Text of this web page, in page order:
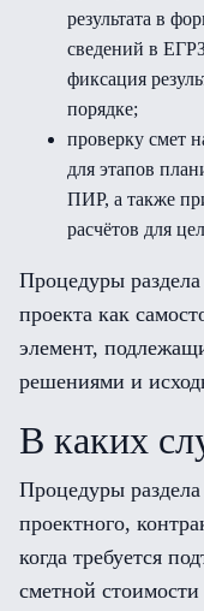
результата в
сведений в
фиксация
порядке;
проверку смет
для этапов
ПИР, а также
расчётов для
Процедуры
проекта как
элемент,
решениями и
В каких
Процедуры
проектного,
когда требуется
сметной